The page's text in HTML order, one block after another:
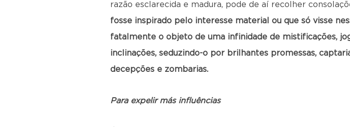
razão esclarecida e madura, pode de aí recolher
fosse inspirado pelo interesse material ou que só visse
fatalmente o objeto de uma infinidade de mistificações,
inclinações, seduzindo-o por brilhantes promessas,
decepções e zombarias.
Para expelir más influências